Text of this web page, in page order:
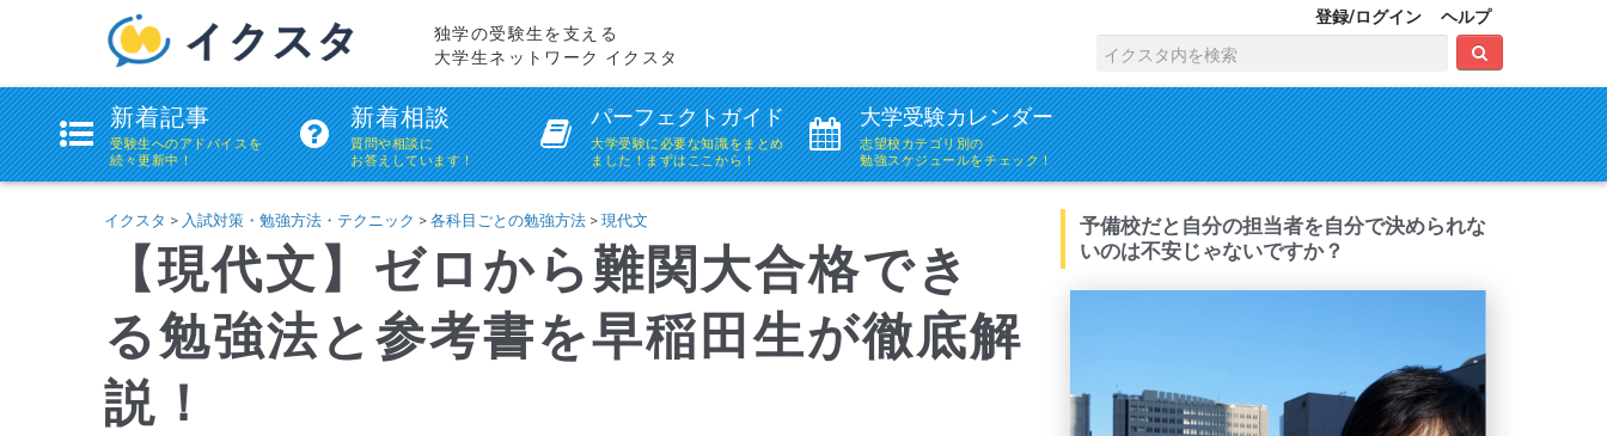
ikstudie(イ
ク
ス
タ)
独学の受験生を支える
大学生ネットワーク イクスタ
登録/ログイン ヘルプ
新着記事
受験生へのアドバイスを
続々更新中！
新着相談
質問や相談に
お答えしています！
パーフェクトガイド
大学受験に必要な知識をまとめ
ました！まずはここから！
大学受験カレンダー
志望校カテゴリ別の
勉強スケジュールをチェック！
イクスタ > 入試対策・勉強方法・テクニック > 各科目ごとの勉強方法 > 現代文
【現代文】ゼロから難関大合格でき
る勉強法と参考書を早稲田生が徹底解
説！
予備校だと自分の担当者を自分で決められな
いのは不安じゃないですか？